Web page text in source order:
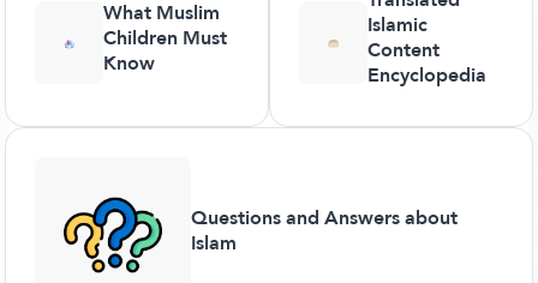
What Muslim
Children Must
Know
Islamic
Content
Encyclopedia
Questions and Answers about
Islam